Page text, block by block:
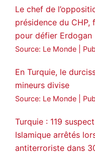
MedyaNews
🔴DEM Party
#ImralıIsland
🔗 https://
3
Le chef de
présidence du CHP,
pour défier Erdogan
Source: Le Monde
En Turquie, le
mineurs divise
Source: Le Monde
Turquie : 119
Islamique arrêtés
antiterroriste dans